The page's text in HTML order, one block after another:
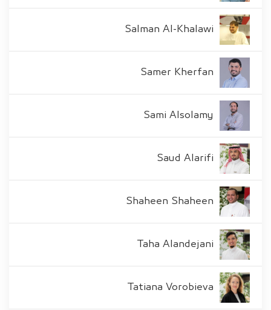
Salman Al-Khalawi
Samer Kherfan
Sami Alsolamy
Saud Alarifi
Shaheen Shaheen
Taha Alandejani
Tatiana Vorobieva